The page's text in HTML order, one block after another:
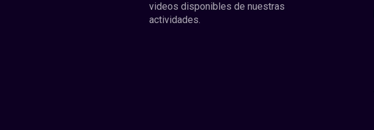
videos disponibles de nuestras
actividades.